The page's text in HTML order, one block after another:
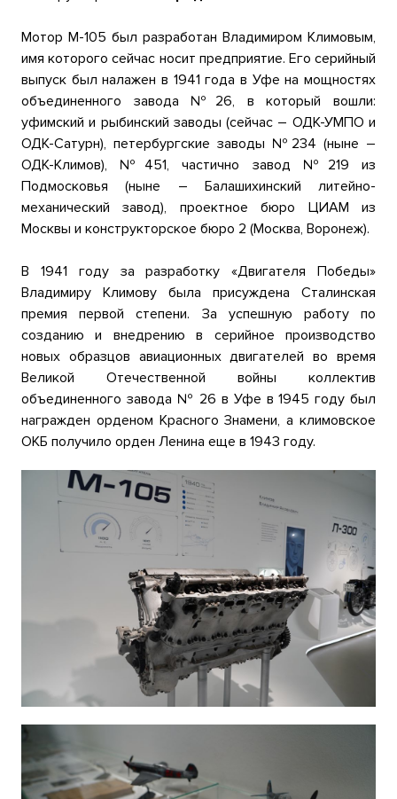
Мотор М-105 был разработан Владимиром Климовым,
имя которого сейчас носит предприятие. Его серийный
выпуск был налажен в 1941 года в Уфе на мощностях
объединенного завода №26, в который вошли:
уфимский и рыбинский заводы (сейчас – ОДК-УМПО и
ОДК-Сатурн), петербургские заводы №234 (ныне –
ОДК-Климов), №451, частично завод №219 из
Подмосковья (ныне – Балашихинский литейно-
механический завод), проектное бюро ЦИАМ из
Москвы и конструкторское бюро 2 (Москва, Воронеж).
В 1941 году за разработку «Двигателя Победы»
Владимиру Климову была присуждена Сталинская
премия первой степени. За успешную работу по
созданию и внедрению в серийное производство
новых образцов авиационных двигателей во время
Великой Отечественной войны коллектив
объединенного завода № 26 в Уфе в 1945 году был
награжден орденом Красного Знамени, а климовское
ОКБ получило орден Ленина еще в 1943 году.